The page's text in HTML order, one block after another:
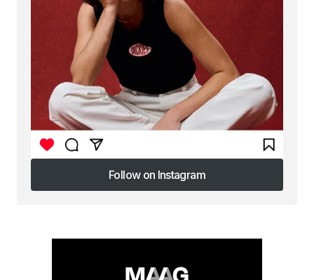
Follow on Instagram
Follow on Instagram